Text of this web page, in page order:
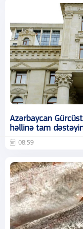
Azərbaycan
həllinə tam
08:59